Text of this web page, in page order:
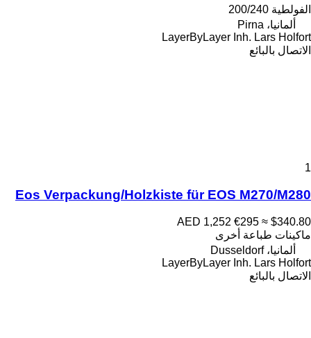
الفولطية 200/240
ألمانيا، Pirna
LayerByLayer Inh. Lars Holfort
الاتصال بالبائع
1
Eos Verpackung/Holzkiste für EOS M270/M280
AED 1,252 €295 ≈ $340.80
ماكينات طباعة أخرى
ألمانيا، Dusseldorf
LayerByLayer Inh. Lars Holfort
الاتصال بالبائع